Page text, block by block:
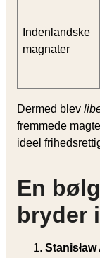
Indenlandske
magnater
Dermed blev
fremmede
ideel
En
bryder